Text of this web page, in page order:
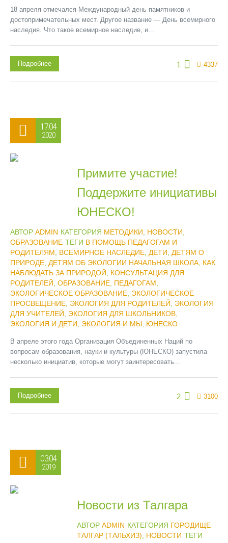
18 апреля отмечался Международный день памятников и
достопримечательных мест. Другое название — День всемирного
наследия. Что такое всемирное наследие, и...
1 4337
Подробнее
17.04
2020
Примите участие!
Поддержите инициативы
ЮНЕСКО!
АВТОР ADMIN КАТЕГОРИЯ МЕТОДИКИ НОВОСТИ
ОБРАЗОВАНИЕ ТЕГИ В ПОМОЩЬ ПЕДАГОГАМ И
РОДИТЕЛЯМ
ВСЕМИРНОЕ НАСЛЕДИЕ ДЕТИ
ДЕТЯМ О
ПРИРОДЕ ДЕТЯМ ОБ ЭКОЛОГИИ НАЧАЛЬНАЯ ШКОЛА КАК
НАБЛЮДАТЬ ЗА ПРИРОДОЙ
КОНСУЛЬТАЦИЯ ДЛЯ
РОДИТЕЛЕЙ ОБРАЗОВАНИЕ ПЕДАГОГАМ
ЭКОЛОГИЧЕСКОЕ ОБРАЗОВАНИЕ ЭКОЛОГИЧЕСКОЕ
ПРОСВЕЩЕНИЕ ЭКОЛОГИЯ ДЛЯ РОДИТЕЛЕЙ
ЭКОЛОГИЯ
ДЛЯ УЧИТЕЛЕЙ
ЭКОЛОГИЯ ДЛЯ ШКОЛЬНИКОВ
ЭКОЛОГИЯ И ДЕТИ
ЭКОЛОГИЯ И МЫ ЮНЕСКО
В апреле этого года Организация Объединенных Наций по
вопросам образования, науки и культуры (ЮНЕСКО) запустила
несколько инициатив, которые могут заинтересовать...
2 3100
Подробнее
03.04
2019
Новости из Талгара
АВТОР ADMIN КАТЕГОРИЯ ГОРОДИЩЕ
ТАЛГАР (ТАЛЬХИЗ)
НОВОСТИ ТЕГИ